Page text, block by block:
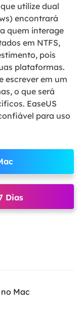
utilize dual
encontrará
quem interage
em NTFS,
pois
plataformas.
escrever em um
o que será
EaseUS
para uso
Dias
Mac